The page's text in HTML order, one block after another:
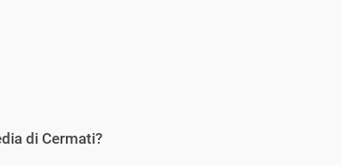
di Cermati?